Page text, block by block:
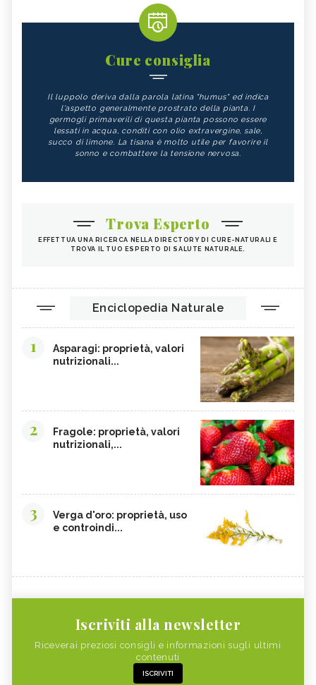
Cure consiglia
Il luppolo deriva dalla parola latina "humus" ed indica
l'aspetto generalmente prostrato della pianta. I
germogli primaverili di questa pianta possono essere
lessati in acqua, conditi con olio extravergine, sale,
succo di limone. La tisana è molto utile per favorire il
sonno e combattere la tensione nervosa.
Trova Esperto
EFFETTUA UNA RICERCA NELLA DIRECTORY DI CURE-NATURALI E
TROVA IL TUO ESPERTO DI SALUTE NATURALE.
Enciclopedia Naturale
1
Asparagi: proprietà, valori
nutrizionali...
2
Fragole: proprietà, valori
nutrizionali,...
3
Verga d'oro: proprietà, uso
e controindi...
Iscriviti alla newsletter
Riceverai preziosi consigli e informazioni sugli ultimi
contenuti
ISCRIVITI